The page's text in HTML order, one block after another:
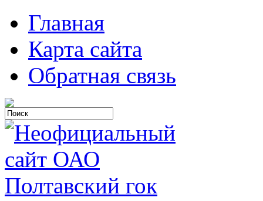
Главная
Карта сайта
Обратная связь